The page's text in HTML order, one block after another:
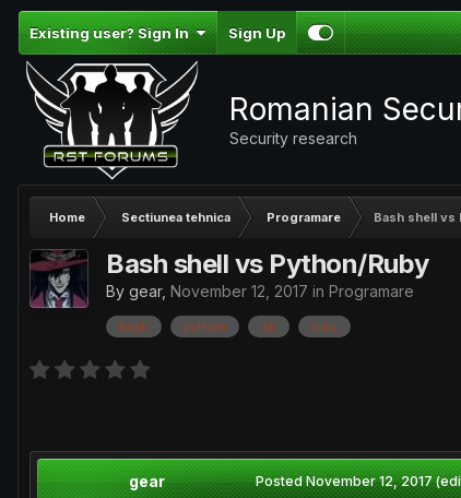
Existing user? Sign In Sign Up
Romanian
Security research
Home Sectiunea tehnica Programare Bash shell vs
Bash shell vs Python/Ruby
By gear, November 12, 2017 in Programare
bash python sh ruby
gear PostedNovember 12, 2017